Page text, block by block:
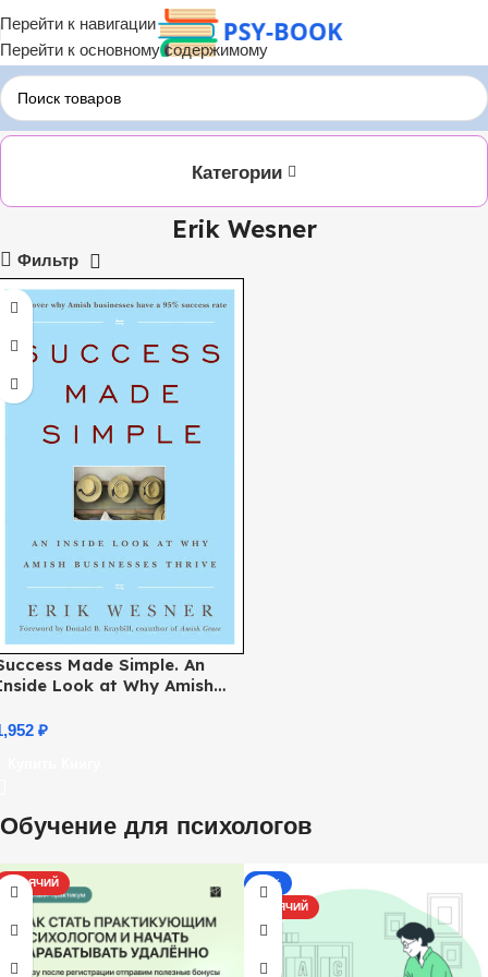
Перейти к навигации
Перейти к основному содержимому
Главная ЛИТРЕС Erik Wesner
Категории
Erik Wesner
Фильтр
Made Simple. An
Look at Why Amish
₽
Обучение для психологов
ГОРЯЧИЙ
-13%
ГОРЯЧИЙ